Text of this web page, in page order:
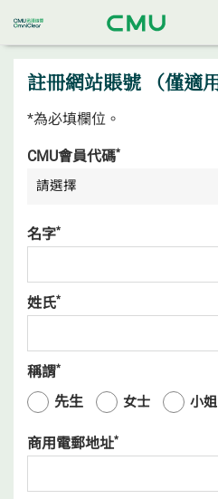
打
關
閉
手
註冊網站賬號 （僅適
*為必填欄位。
CMU會員代碼*
請選擇
名字*
姓氏*
稱謂*
稱
謂
先生 女士 小姐
商用電郵地址*